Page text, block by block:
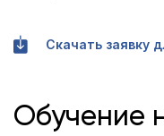
Скачать заявку
Обучение